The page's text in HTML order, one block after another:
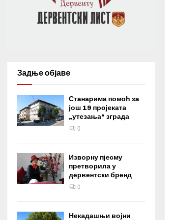
Задње објаве
Станарима помоћ за
још 19 пројеката
„утезања“ зграда
0
Изворну пјесму
претворила у
дервентски бренд
0
Некадашњи војни